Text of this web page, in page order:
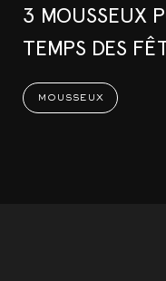
3 MOUSSEUX
TEMPS DES
mousseux